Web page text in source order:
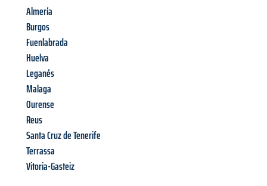
Almería
Burgos
Fuenlabrada
Huelva
Leganés
Malaga
Ourense
Reus
Santa Cruz de Tenerife
Terrassa
Vitoria-Gasteiz